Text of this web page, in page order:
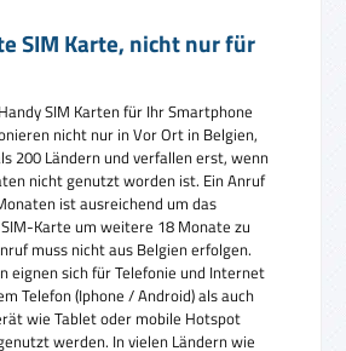
SIM Karte, nicht nur für
SIM Karten für Ihr Smartphone
nicht nur in Vor Ort in Belgien,
200 Ländern und verfallen erst, wenn
nicht genutzt worden ist. Ein Anruf
ist ausreichend um das
Karte um weitere 18 Monate zu
muss nicht aus Belgien erfolgen.
eignen sich für Telefonie und Internet
Telefon (Iphone / Android) als auch
wie Tablet oder mobile Hotspot
werden. In vielen Ländern wie